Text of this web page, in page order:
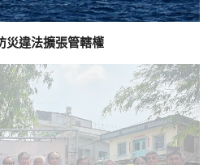
災違法擴張管轄權